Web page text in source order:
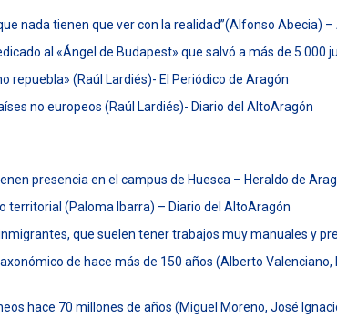
nada tienen que ver con la realidad”(Alfonso Abecia) –
al «Ángel de Budapest» que salvó a más de 5.000
repuebla» (Raúl Lardiés)- El Periódico de Aragón
no europeos (Raúl Lardiés)- Diario del AltoAragón
presencia en el campus de Huesca – Heraldo de
territorial (Paloma Ibarra) – Diario del AltoAragón
que suelen tener trabajos muy manuales y
de hace más de 150 años (Alberto
hace 70 millones de años (Miguel Moreno, José